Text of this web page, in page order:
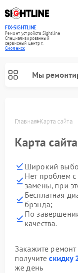
FIX-SIGHTLINE
Ремонт устройств Sightline
Специализированный
cервисный центр г.
Смоленск
Мы
Главная Карта сайта
Карта сайта
Широкий
Нет проблем
замены, при
Бесплатная
брэнда;
По
качества.
Закажите
получитескидку
же день